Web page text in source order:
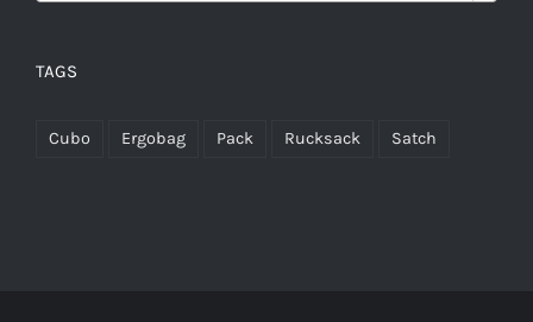
TAGS
Cubo Ergobag Pack Rucksack Satch